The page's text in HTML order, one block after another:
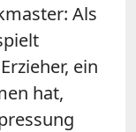
Als
ein
hat,